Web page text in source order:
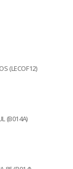
(LECOF12)
(B014A)